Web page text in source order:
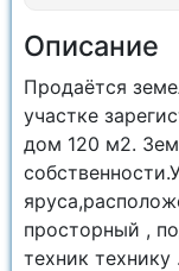
Описание
Продаётся
участке
дом 120 м2.
просторный ,
техник технику .